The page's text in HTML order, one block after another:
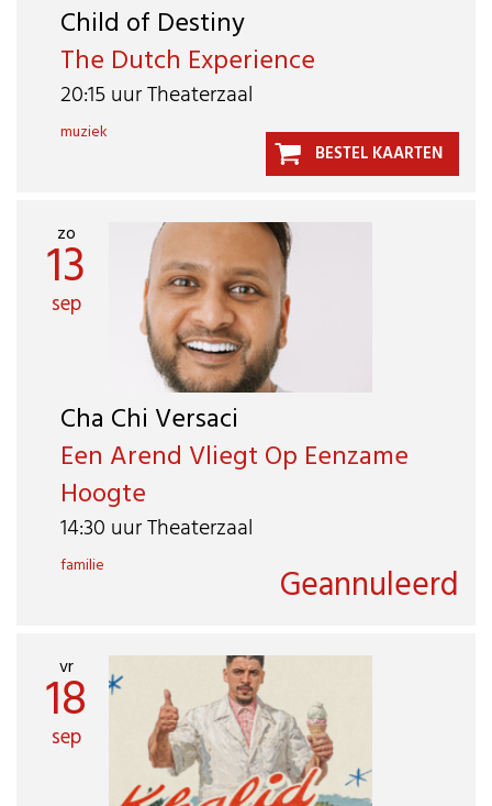
Child of Destiny
The Dutch Experience
20:15 uur Theaterzaal
muziek
BESTEL KAARTEN
zo
13
sep
Cha Chi Versaci
Een Arend Vliegt Op Eenzame
Hoogte
14:30 uur Theaterzaal
familie Geannuleerd
vr
18
sep